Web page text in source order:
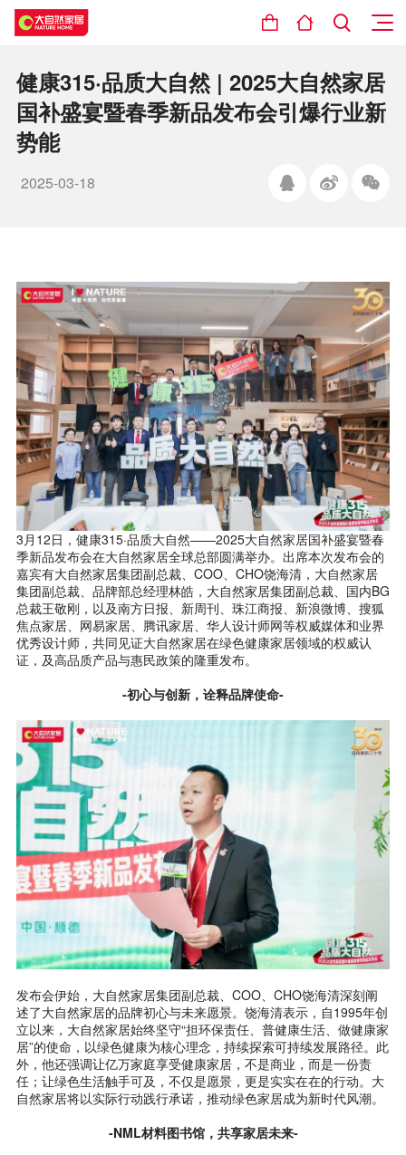
健康315·品质大自然 | 2025大自然家居
国补盛宴暨春季新品发布会引爆行业新
势能
2025-03-18
3月12日，健康315·品质大自然——2025大自然家居国补盛宴暨春
季新品发布会在大自然家居全球总部圆满举办。出席本次发布会的
嘉宾有大自然家居集团副总裁、COO、CHO饶海清，大自然家居
集团副总裁、品牌部总经理林皓，大自然家居集团副总裁、国内BG
总裁王敬刚，以及南方日报、新周刊、珠江商报、新浪微博、搜狐
焦点家居、网易家居、腾讯家居、华人设计师网等权威媒体和业界
优秀设计师，共同见证大自然家居在绿色健康家居领域的权威认
证，及高品质产品与惠民政策的隆重发布。
-初心与创新，诠释品牌使命-
发布会伊始，大自然家居集团副总裁、COO、CHO饶海清深刻阐
述了大自然家居的品牌初心与未来愿景。饶海清表示，自1995年创
立以来，大自然家居始终坚守“担环保责任、普健康生活、做健康家
居”的使命，以绿色健康为核心理念，持续探索可持续发展路径。此
外，他还强调让亿万家庭享受健康家居，不是商业，而是一份责
任；让绿色生活触手可及，不仅是愿景，更是实实在在的行动。大
自然家居将以实际行动践行承诺，推动绿色家居成为新时代风潮。
-NML材料图书馆，共享家居未来-